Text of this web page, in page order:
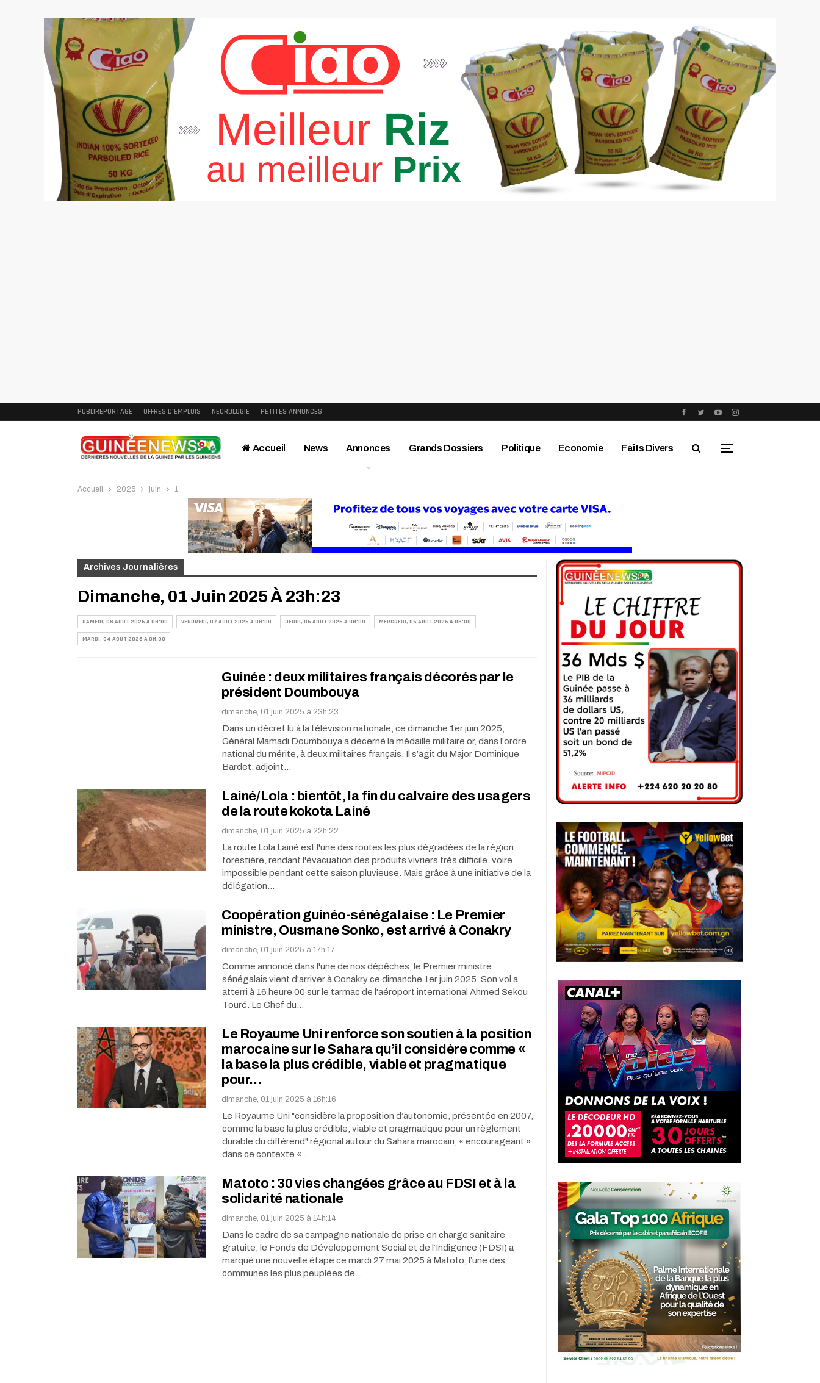
PUBLIREPORTAGE OFFRES D’EMPLOIS NÉCROLOGIE PETITES ANNONCES
Accueil News Annonces Grands Dossiers Politique Economie Faits Divers
Interviews Publireportage Région
Accueil 2025 juin 1
Archives Journalières
Dimanche, 01 Juin 2025 À 23h:23
SAMEDI, 08 AOÛT 2026 À 0H:00 VENDREDI, 07 AOÛT 2026 À 0H:00 JEUDI, 06 AOÛT 2026 À 0H:00 MERCREDI, 05 AOÛT 2026 À 0H:00
MARDI, 04 AOÛT 2026 À 0H:00
Guinée : deux militaires français décorés par le
président Doumbouya
dimanche, 01 juin 2025 à 23h:23
Dans un décret lu à la télévision nationale, ce dimanche 1er juin 2025,
Général Mamadi Doumbouya a décerné la médaille militaire or, dans l'ordre
national du mérite, à deux militaires français. Il s’agit du Major Dominique
Bardet, adjoint…
Lainé/Lola : bientôt, la fin du calvaire des usagers
de la route kokota Lainé
dimanche, 01 juin 2025 à 22h:22
La route Lola Lainé est l'une des routes les plus dégradées de la région
forestière, rendant l'évacuation des produits vivriers très difficile, voire
impossible pendant cette saison pluvieuse. Mais grâce à une initiative de la
délégation…
Coopération guinéo-sénégalaise : Le Premier
ministre, Ousmane Sonko, est arrivé à Conakry
dimanche, 01 juin 2025 à 17h:17
Comme annoncé dans l'une de nos dépêches, le Premier ministre
sénégalais vient d'arriver à Conakry ce dimanche 1er juin 2025. Son vol a
atterri à 16 heure 00 sur le tarmac de l'aéroport international Ahmed Sekou
Touré. Le Chef du…
Le Royaume Uni renforce son soutien à la position
marocaine sur le Sahara qu’il considère comme «
la base la plus crédible, viable et pragmatique
pour…
dimanche, 01 juin 2025 à 16h:16
Le Royaume Uni "considère la proposition d’autonomie, présentée en 2007,
comme la base la plus crédible, viable et pragmatique pour un règlement
durable du différend" régional autour du Sahara marocain, « encourageant »
dans ce contexte «…
Matoto : 30 vies changées grâce au FDSI et à la
solidarité nationale
dimanche, 01 juin 2025 à 14h:14
Dans le cadre de sa campagne nationale de prise en charge sanitaire
gratuite, le Fonds de Développement Social et de l’Indigence (FDSI) a
marqué une nouvelle étape ce mardi 27 mai 2025 à Matoto, l’une des
communes les plus peuplées de…